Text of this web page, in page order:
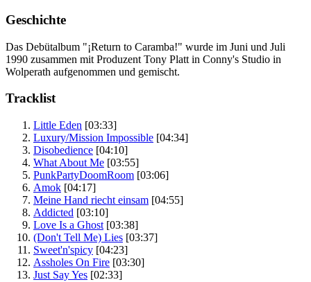
Geschichte
Das Debütalbum "¡Return to Caramba!" wurde im Juni und Juli
1990 zusammen mit Produzent Tony Platt in Conny's Studio in
Wolperath aufgenommen und gemischt.
Tracklist
Little Eden [03:33]
Luxury/Mission Impossible [04:34]
Disobedience [04:10]
What About Me [03:55]
PunkPartyDoomRoom [03:06]
Amok [04:17]
Meine Hand riecht einsam [04:55]
Addicted [03:10]
Love Is a Ghost [03:38]
(Don't Tell Me) Lies [03:37]
Sweet'n'spicy [04:23]
Assholes On Fire [03:30]
Just Say Yes [02:33]